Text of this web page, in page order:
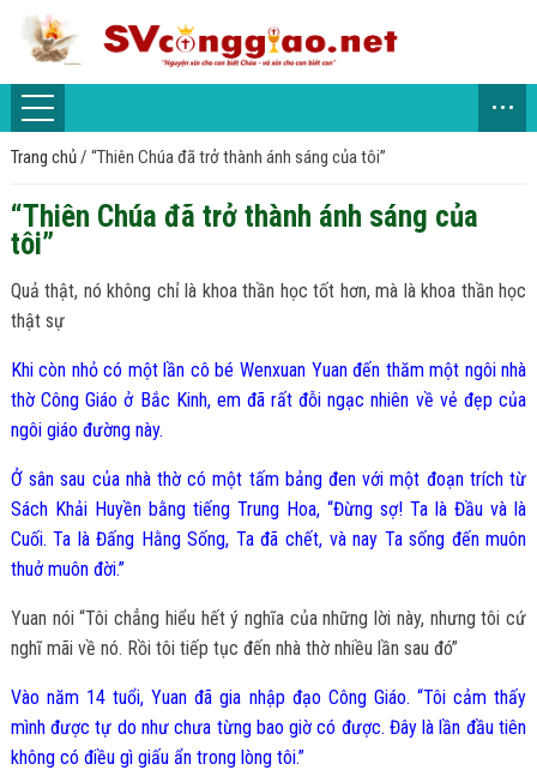
...
Trang chủ/ “Thiên Chúa đã trở thành ánh sáng của tôi”
“Thiên Chúa đã trở thành ánh sáng của
tôi”
Quả thật, nó không chỉ là khoa thần học tốt hơn, mà là khoa thần học
thật sự
Khi còn nhỏ có một lần cô bé Wenxuan Yuan đến thăm một ngôi nhà
thờ Công Giáo ở Bắc Kinh, em đã rất đỗi ngạc nhiên về vẻ đẹp của
ngôi giáo đường này.
Ở sân sau của nhà thờ có một tấm bảng đen với một đoạn trích từ
Sách Khải Huyền bằng tiếng Trung Hoa, “Đừng sợ! Ta là Đầu và là
Cuối. Ta là Đấng Hằng Sống, Ta đã chết, và nay Ta sống đến muôn
thuở muôn đời.”
Yuan nói “Tôi chẳng hiểu hết ý nghĩa của những lời này, nhưng tôi cứ
nghĩ mãi về nó. Rồi tôi tiếp tục đến nhà thờ nhiều lần sau đó”
Vào năm 14 tuổi, Yuan đã gia nhập đạo Công Giáo. “Tôi cảm thấy
mình được tự do như chưa từng bao giờ có được. Đây là lần đầu tiên
không có điều gì giấu ẩn trong lòng tôi.”